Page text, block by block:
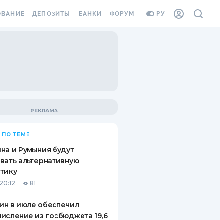
РУ
ВИНЬЕТКА
СОТРУДНИКОВ
ОТ
СЛУЧАЕВ
ДЕПОЗИТЫ
ВОПРОСЫ И ОТВЕТЫ
СБЕРЕЖЕНИЯМ
БАНКИ ФОРУМ
ПО ТЕМЕ
и Румыния будут
альтернативную
81
в июле обеспечил
из госбюджета 19,6